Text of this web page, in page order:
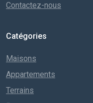
Contactez-nous
Catégories
Maisons
Appartements
Terrains